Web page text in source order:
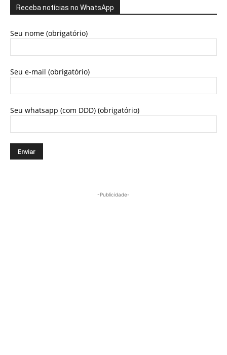
Receba notícias no WhatsApp
Seu nome (obrigatório)
Seu e-mail (obrigatório)
Seu whatsapp (com DDD) (obrigatório)
-Publicidade-